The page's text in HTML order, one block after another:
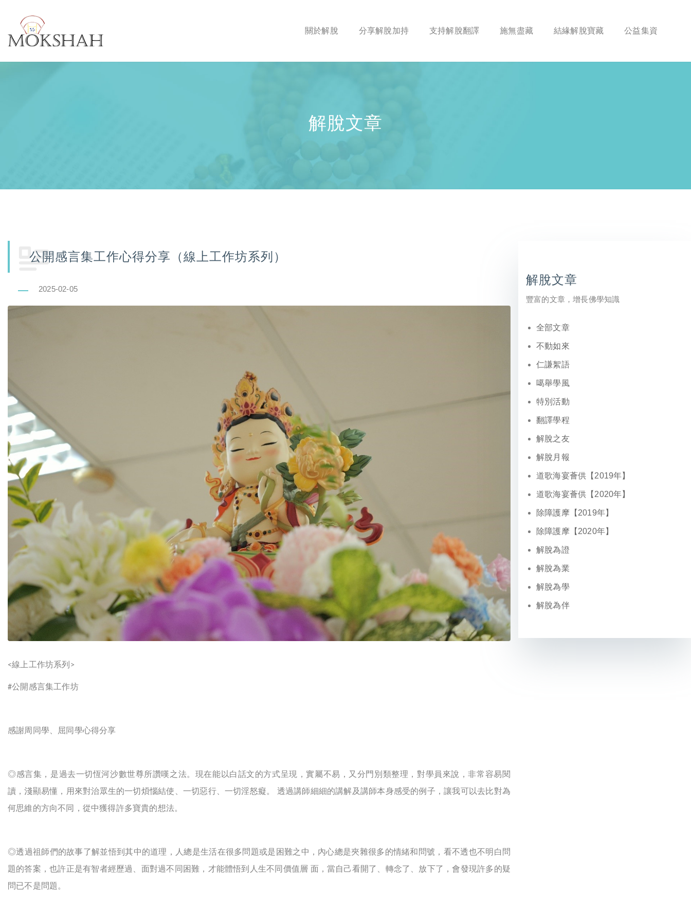
關於解脫 分享解脫加持 支持解脫翻譯 施無盡藏 結緣解脫寶藏 公益集資
解脫文章
公開感言集工作心得分享（線上工作坊系列）
2025-02-05
<線上工作坊系列 >
#公開感言集工作坊
感謝周同學、屈同學心得分享
◎感言集，是過去一切恆河沙數世尊所讚嘆之法。現在能以白話文的方式呈現，實屬不易，又分門別類整理，對學員來說，非常容易閱
讀，淺顯易懂，用來對治眾生的一切煩惱結使、一切惡行、一切淫怒癡。 透過講師細細的講解及講師本身感受的例子，讓我可以去比對為
何思維的方向不同，從中獲得許多寶貴的想法。
◎透過祖師們的故事了解並悟到其中的道理，人總是生活在很多問題或是困難之中，內心總是夾雜很多的情緒和問號，看不透也不明白問
題的答案，也許正是有智者經歷過、面對過不同困難，才能體悟到人生不同價值層 面，當自己看開了、轉念了、放下了，會發現許多的疑
問已不是問題。
解脫文章
豐富的文章，增長佛學知識
全部文章
不動如來
仁謙絮語
噶舉學風
特別活動
翻譯學程
解脫之友
解脫月報
道歌海宴薈供【2019年】
道歌海宴薈供【2020年】
除障護摩【2019年】
除障護摩【2020年】
解脫為證
解脫為業
解脫為學
解脫為伴